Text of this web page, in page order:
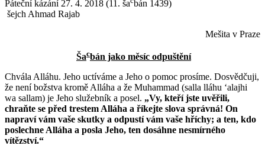
Páteční kázání 27. 4. 2018 (11. ša bán 1439)
šejch Ahmad Rajab
Mešita v Praze
Šacbán jako měsíc odpuštění
Chvála Alláhu. Jeho uctíváme a Jeho o pomoc prosíme. Dosvědčuji,
že není božstva kromě Alláha a že Muhammad (salla lláhu ʻalajhi
wa sallam) je Jeho služebník a posel. „Vy, kteří jste uvěřili,
chraňte se před trestem Alláha a říkejte slova správná! On
napraví vám vaše skutky a odpustí vám vaše hříchy; a ten, kdo
poslechne Alláha a posla Jeho, ten dosáhne nesmírného
vítězství.“